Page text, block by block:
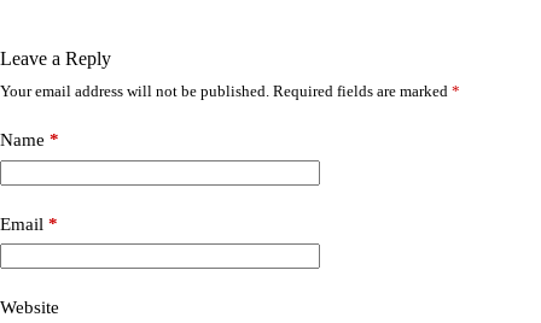
Leave a Reply
Your email address will not be published. Required fields are marked *
Name *
Email *
Website